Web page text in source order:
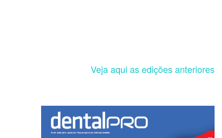
Veja aqui as edições anteriores